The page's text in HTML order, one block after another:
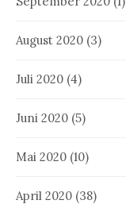
August 2020 (3)
Juli 2020 (4)
Juni 2020 (5)
Mai 2020 (10)
April 2020 (38)